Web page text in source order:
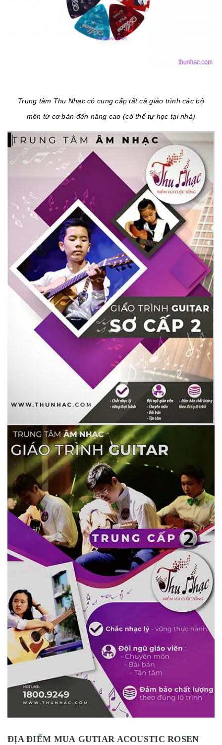
Trung tâm Thu Nhạc có cung cấp tất cả giáo trình các bộ
môn từ cơ bản đến nâng cao (có thể tự học tại nhà)
ĐỊA ĐIỂM MUA GUTIAR ACOUSTIC ROSEN